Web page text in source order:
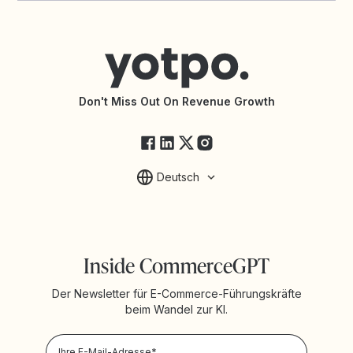
API-Dokumentation
Yotpo-ServicestatusDon't Miss Out On Revenue Growth
Deutsch
Inside CommerceGPT
Der Newsletter für E-Commerce-Führungskräfte
beim Wandel zur KI.